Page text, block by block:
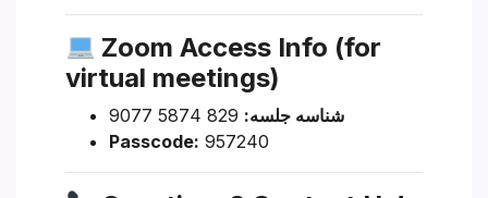
Zoom Access Info (for
virtual meetings)
شناسه جلسه:
Passcode: 957240